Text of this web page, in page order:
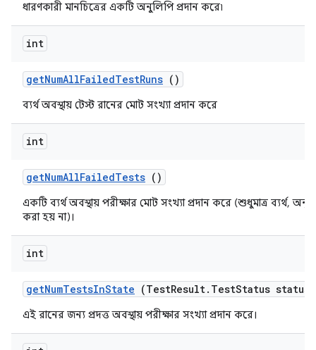
ধারণকারী মানচিত্রের একটি অনুলিপি প্রদান করে৷
int
getNumAllFailedTestRuns ()
ব্যর্থ অবস্থায় টেস্ট রানের মোট সংখ্যা প্রদান করে
int
getNumAllFailedTests ()
একটি ব্যর্থ অবস্থায় পরীক্ষার মোট সংখ্যা প্রদান করে (শুধুমাত্র ব্যর্থ,
করা হয় না)।
int
getNumTestsInState (TestResult. TestStatus status)
এই রানের জন্য প্রদত্ত অবস্থায় পরীক্ষার সংখ্যা প্রদান করে।